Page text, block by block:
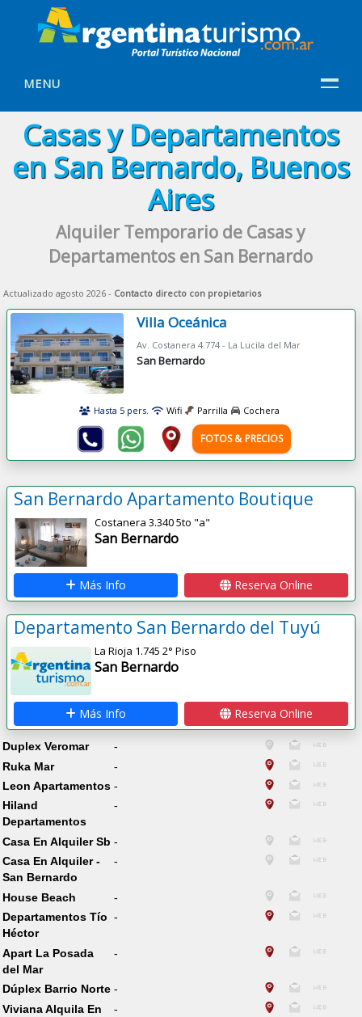
MENU
Casas y Departamentos
en San Bernardo, Buenos
Aires
Alquiler Temporario de Casas y
Departamentos en San Bernardo
Actualizado agosto 2026 - Contacto directo con propietarios
Villa Oceánica
Av. Costanera 4.774 - La Lucila del Mar
San Bernardo
Hasta 5 pers. Wifi Parrilla Cochera
FOTOS & PRECIOS
San Bernardo Apartamento Boutique
Costanera 3.340 5to "a"
San Bernardo
Más Info Reserva Online
Departamento San Bernardo del Tuyú
La Rioja 1.745 2° Piso
San Bernardo
Más Info Reserva Online
Duplex Veromar
-
Ruka Mar
-
Leon Apartamentos -
Hiland
Departamentos
-
Casa En Alquiler Sb -
Casa En Alquiler -
San Bernardo
-
House Beach
-
Departamentos Tío
Héctor
-
Apart La Posada
del Mar
-
Dúplex Barrio Norte -
Viviana Alquila En
-